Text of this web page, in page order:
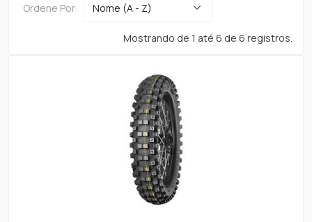
Ordene Por:
Mostrando de 1 até 6 de 6 registros.